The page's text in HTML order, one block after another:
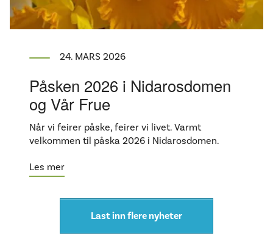
24. MARS 2026
Påsken 2026 i Nidarosdomen
og Vår Frue
Når vi feirer påske, feirer vi livet. Varmt
velkommen til påska 2026 i Nidarosdomen.
Les mer
Last inn flere nyheter